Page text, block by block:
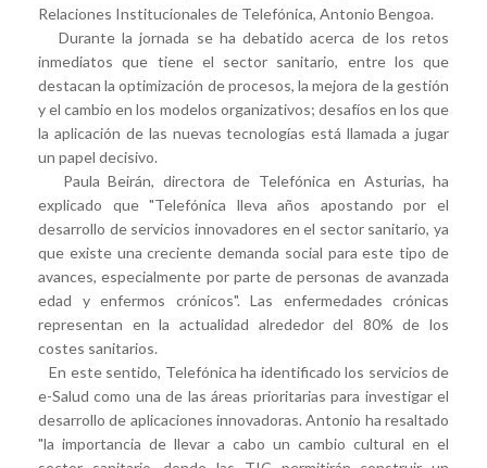
Relaciones Institucionales de Telefónica, Antonio Bengoa.
Durante la jornada se ha debatido acerca de los retos
inmediatos que tiene el sector sanitario, entre los que
destacan la optimización de procesos, la mejora de la gestión
y el cambio en los modelos organizativos; desafíos en los que
la aplicación de las nuevas tecnologías está llamada a jugar
un papel decisivo.
Paula Beirán, directora de Telefónica en Asturias, ha
explicado que "Telefónica lleva años apostando por el
desarrollo de servicios innovadores en el sector sanitario, ya
que existe una creciente demanda social para este tipo de
avances, especialmente por parte de personas de avanzada
edad y enfermos crónicos". Las enfermedades crónicas
representan en la actualidad alrededor del 80% de los
costes sanitarios.
En este sentido, Telefónica ha identificado los servicios de
e-Salud como una de las áreas prioritarias para investigar el
desarrollo de aplicaciones innovadoras. Antonio ha resaltado
"la importancia de llevar a cabo un cambio cultural en el